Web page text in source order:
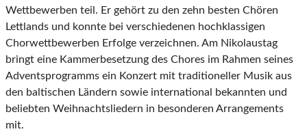
Wettbewerben teil. Er gehört zu den zehn besten Chören
Lettlands und konnte bei verschiedenen hochklassigen
Chorwettbewerben Erfolge verzeichnen. Am Nikolaustag
bringt eine Kammerbesetzung des Chores im Rahmen seines
Adventsprogramms ein Konzert mit traditioneller Musik aus
den baltischen Ländern sowie international bekannten und
beliebten Weihnachtsliedern in besonderen Arrangements
mit.